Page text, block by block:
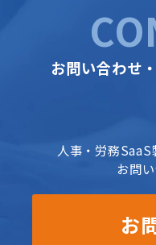
お問い合わせ
人事・労務
お問
お